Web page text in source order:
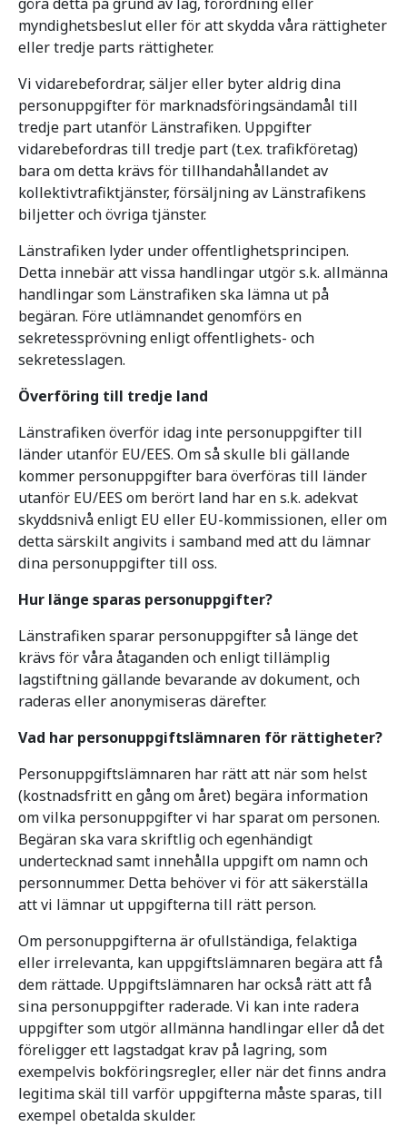
myndighetsbeslut eller för att skydda våra rättigheter
eller tredje parts rättigheter.
Vi vidarebefordrar, säljer eller byter aldrig dina
personuppgifter för marknadsföringsändamål till
tredje part utanför Länstrafiken. Uppgifter
vidarebefordras till tredje part (t.ex. trafikföretag)
bara om detta krävs för tillhandahållandet av
kollektivtrafiktjänster, försäljning av Länstrafikens
biljetter och övriga tjänster.
Länstrafiken lyder under offentlighetsprincipen.
Detta innebär att vissa handlingar utgör s.k. allmänna
handlingar som Länstrafiken ska lämna ut på
begäran. Före utlämnandet genomförs en
sekretessprövning enligt offentlighets- och
sekretesslagen.
Överföring till tredje land
Länstrafiken överför idag inte personuppgifter till
länder utanför EU/EES. Om så skulle bli gällande
kommer personuppgifter bara överföras till länder
utanför EU/EES om berört land har en s.k. adekvat
skyddsnivå enligt EU eller EU-kommissionen, eller om
detta särskilt angivits i samband med att du lämnar
dina personuppgifter till oss.
Hur länge sparas personuppgifter?
Länstrafiken sparar personuppgifter så länge det
krävs för våra åtaganden och enligt tillämplig
lagstiftning gällande bevarande av dokument, och
raderas eller anonymiseras därefter.
Vad har personuppgiftslämnaren för rättigheter?
Personuppgiftslämnaren har rätt att när som helst
(kostnadsfritt en gång om året) begära information
om vilka personuppgifter vi har sparat om personen.
Begäran ska vara skriftlig och egenhändigt
undertecknad samt innehålla uppgift om namn och
personnummer. Detta behöver vi för att säkerställa
att vi lämnar ut uppgifterna till rätt person.
Om personuppgifterna är ofullständiga, felaktiga
eller irrelevanta, kan uppgiftslämnaren begära att få
dem rättade. Uppgiftslämnaren har också rätt att få
sina personuppgifter raderade. Vi kan inte radera
uppgifter som utgör allmänna handlingar eller då det
föreligger ett lagstadgat krav på lagring, som
exempelvis bokföringsregler, eller när det finns andra
legitima skäl till varför uppgifterna måste sparas, till
exempel obetalda skulder.